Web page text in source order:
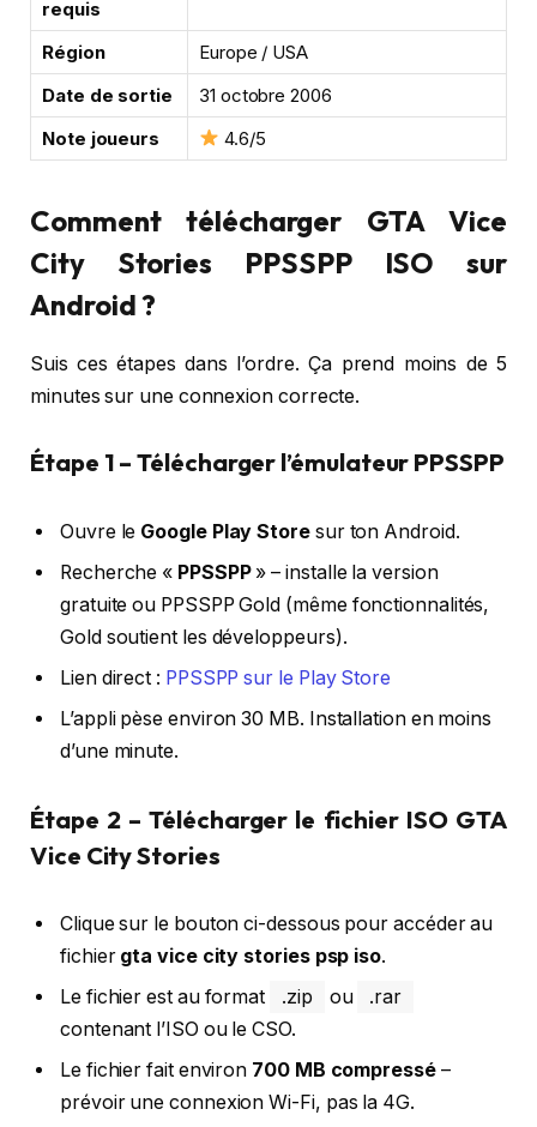
requis
Région
Europe / USA
Date de sortie
31 octobre 2006
Note joueurs
4.6/5
Comment télécharger GTA Vice
City Stories PPSSPP ISO sur
Android ?
Suis ces étapes dans l’ordre. Ça prend moins de 5
minutes sur une connexion correcte.
Étape 1 – Télécharger l’émulateur PPSSPP
Ouvre le Google Play Storesur ton Android.
Recherche « PPSSPP» – installe la version
gratuite ou PPSSPP Gold (même fonctionnalités,
Gold soutient les développeurs).
Lien direct : PPSSPP sur le Play Store
L’appli pèse environ 30 MB. Installation en moins
d’une minute.
Étape 2 – Télécharger le fichier ISO GTA
Vice City Stories
Clique sur le bouton ci-dessous pour accéder au
fichier gta vice city stories psp iso.
Le fichier est au format
.zip ou
.rar
contenant l’ISO ou le CSO.
Le fichier fait environ 700 MB compressé–
prévoir une connexion Wi-Fi, pas la 4G.